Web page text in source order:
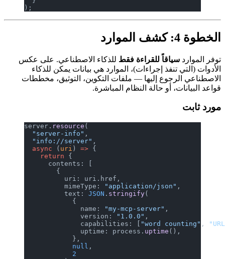
);
الخطوة 4: كشف الموارد
توفر المواردسياقاً للقراءة فقطللذكاء الاصطناعي. على عكس
الأدوات (التي تنفذ إجراءات)، الموارد هي بيانات يمكن للذكاء
الاصطناعي الرجوع إليها — ملفات التكوين، التوثيق، مخططات
قواعد البيانات، أو حالة النظام المباشرة.
مورد ثابت
server.resource
  "server-info"
  "info://server"
  async
( uri ) => {
    return
{
      contents: [
        {
          uri: uri.href,
          mimeType:
"application/json"
          text:
JSON .stringify
            {
              name:
"my-mcp-server"
              version:
"1.0.0"
              capabilities: [
"word counting" ,
              uptime: process.
uptime (),
            },
            null
            2